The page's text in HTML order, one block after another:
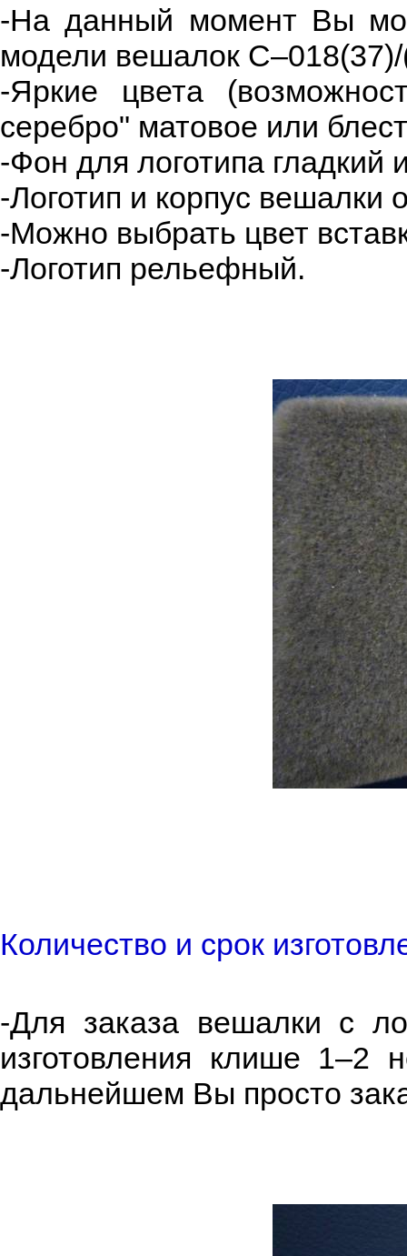
-На данный момент Вы
модели вешалок
-Яркие цвета
серебро" матовое или
-Фон для логотипа гладкий
-Логотип и корпус вешалки
-Можно выбрать цвет
-Логотип рельефный.
Количество и срок
-Для заказа вешалки с
изготовления клише 1–2
дальнейшем Вы просто